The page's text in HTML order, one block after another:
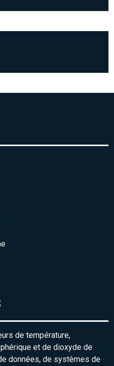
de température,
et de dioxyde de
données, de systèmes de